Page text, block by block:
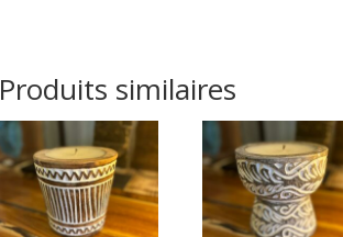
Produits similaires